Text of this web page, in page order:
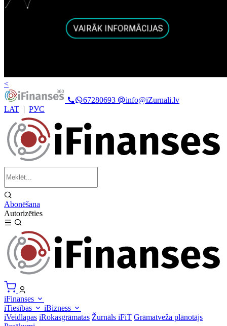
<
67280693
info@iZurnali.lv
LAT | РУС
Abonēšana
Autorizēties
iFinanses
iTiesības
iBizness
iVeidlapas iRokasgrāmatas Žurnāls iFiT Grāmatveža plānotājs